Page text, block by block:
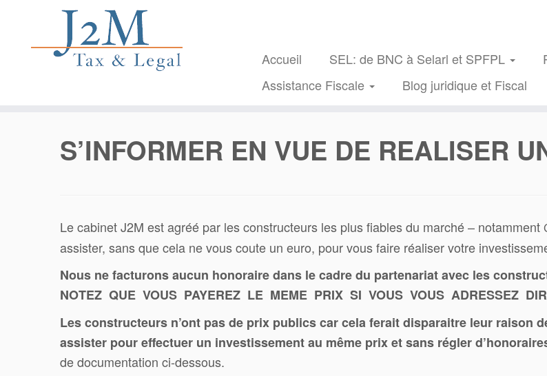
contenu
Accueil SEL: de BNC à Selarl et SPFPL
Assistance Fiscale
Blog juridique et Fiscal
S’INFORMER EN VUE DE REALISER
Le cabinet J2M est agréé par les constructeurs les plus fiables du marché – notamment
assister, sans que cela ne vous coute un euro, pour vous faire réaliser votre
Nous ne facturons aucun honoraire dans le cadre du partenariat avec les
NOTEZ QUE VOUS PAYEREZ LE MEME PRIX SI VOUS VOUS ADRESSEZ
Les constructeurs n’ont pas de prix publics car cela ferait disparaitre leur raison
assister pour effectuer un investissement au même prix et sans régler
de documentation ci-dessous.